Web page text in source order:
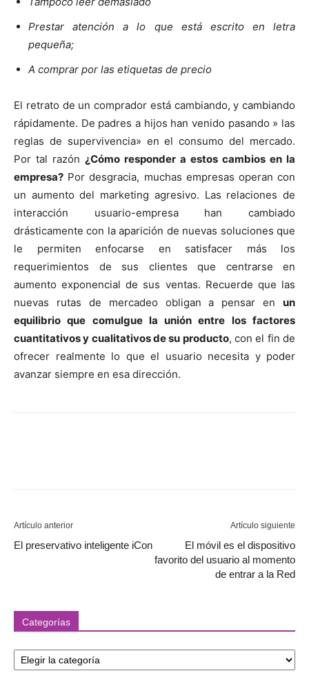
Prestar atención a lo que está escrito en letra
pequeña;
A comprar por las etiquetas de precio
El retrato de un comprador está cambiando, y cambiando
rápidamente. De padres a hijos han venido pasando » las
reglas de supervivencia» en el consumo del mercado.
Por tal razón ¿Cómo responder a estos cambios en la
empresa? Por desgracia, muchas empresas operan con
un aumento del marketing agresivo. Las relaciones de
interacción usuario-empresa han cambiado
drásticamente con la aparición de nuevas soluciones que
le permiten enfocarse en satisfacer más los
requerimientos de sus clientes que centrarse en
aumento exponencial de sus ventas. Recuerde que las
nuevas rutas de mercadeo obligan a pensar en un
equilibrio que comulgue la unión entre los factores
cuantitativos y cualitativos de su producto, con el fin de
ofrecer realmente lo que el usuario necesita y poder
avanzar siempre en esa dirección.
Artículo anterior
El preservativo inteligente iCon
Artículo siguiente
El móvil es el dispositivo
favorito del usuario al momento
de entrar a la Red
Categorías